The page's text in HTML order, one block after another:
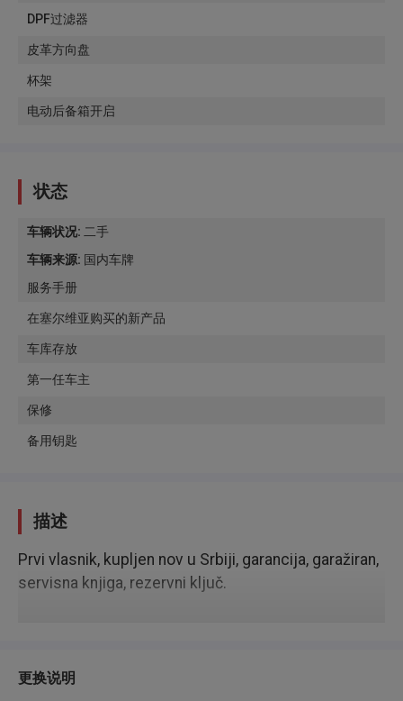
DPF过滤器
皮革方向盘
杯架
电动后备箱开启
状态
车辆状况: 二手
车辆来源: 国内车牌
服务手册
在塞尔维亚购买的新产品
车库存放
第一任车主
保修
备用钥匙
描述
Prvi vlasnik, kupljen nov u Srbiji, garancija, garažiran,
servisna knjiga, rezervni ključ.
更换说明